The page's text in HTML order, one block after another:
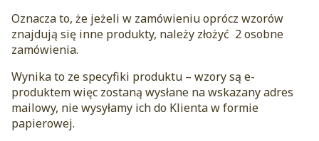
Oznacza to, że jeżeli w zamówieniu oprócz wzorów
znajdują się inne produkty, należy złożyć 2 osobne
zamówienia.
Wynika to ze specyfiki produktu – wzory są e-
produktem więc zostaną wysłane na wskazany adres
mailowy, nie wysyłamy ich do Klienta w formie
papierowej.